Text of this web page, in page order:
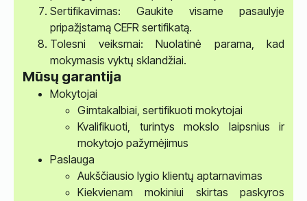
Sertifikavimas: Gaukite visame pasaulyje
pripažįstamą CEFR sertifikatą.
Tolesni veiksmai: Nuolatinė parama, kad
mokymasis vyktų sklandžiai.
Mūsų garantija
Mokytojai
Gimtakalbiai, sertifikuoti mokytojai
Kvalifikuoti, turintys mokslo laipsnius ir
mokytojo pažymėjimus
Paslauga
Aukščiausio lygio klientų aptarnavimas
Kiekvienam mokiniui skirtas paskyros